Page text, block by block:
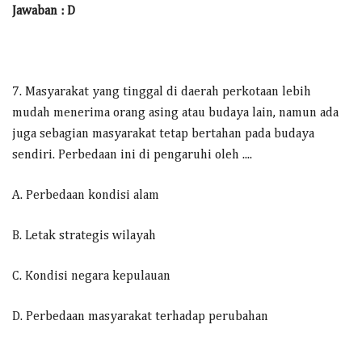
Jawaban : D
7. Masyarakat yang tinggal di daerah perkotaan lebih
mudah menerima orang asing atau budaya lain, namun ada
juga sebagian masyarakat tetap bertahan pada budaya
sendiri. Perbedaan ini di pengaruhi oleh ....
A. Perbedaan kondisi alam
B. Letak strategis wilayah
C. Kondisi negara kepulauan
D. Perbedaan masyarakat terhadap perubahan